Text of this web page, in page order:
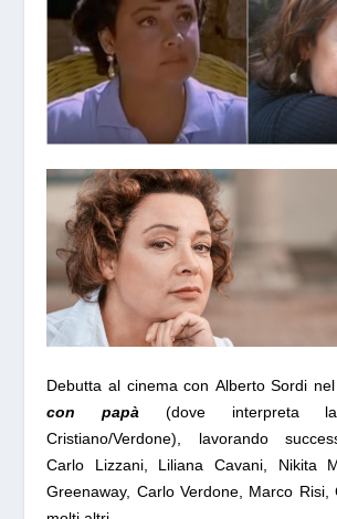
Debutta al cinema con Alberto Sordi
con papà (dove interpreta
Cristiano/Verdone), lavorando
Carlo Lizzani, Liliana Cavani, Nikita
Greenaway, Carlo Verdone, Marco Risi,